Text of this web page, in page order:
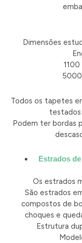
Dimensões
5000
Todos os tapetes
testados
Podem ter bordas
Estrados
Os estrados
São estrados
compostos de
choques e
Estrutura